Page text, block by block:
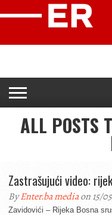
ALL POSTS
Zastrašujući video:
ByEnter.ba mediaon 15/
Zavidovići – Rijeka Bosna